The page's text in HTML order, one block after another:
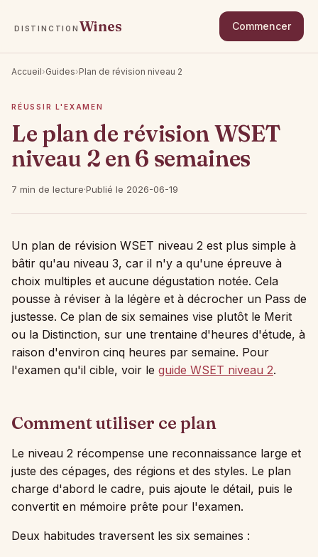
DISTINCTION Wines Commencer
Accueil›Guides›Plan de révision niveau 2
RÉUSSIR L'EXAMEN
Le plan de révision WSET
niveau 2 en 6 semaines
7 min de lecture·Publié le 2026-06-19
Un plan de révision WSET niveau 2 est plus simple à
bâtir qu'au niveau 3, car il n'y a qu'une épreuve à
choix multiples et aucune dégustation notée. Cela
pousse à réviser à la légère et à décrocher un Pass de
justesse. Ce plan de six semaines vise plutôt le Merit
ou la Distinction, sur une trentaine d'heures d'étude, à
raison d'environ cinq heures par semaine. Pour
l'examen qu'il cible, voir le guide WSET niveau 2.
Comment utiliser ce plan
Le niveau 2 récompense une reconnaissance large et
juste des cépages, des régions et des styles. Le plan
charge d'abord le cadre, puis ajoute le détail, puis le
convertit en mémoire prête pour l'examen.
Deux habitudes traversent les six semaines :